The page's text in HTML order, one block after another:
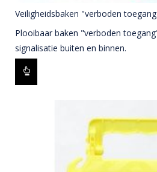
Veiligheidsbaken "verboden
Plooibaar baken "verboden
signalisatie buiten en binnen.